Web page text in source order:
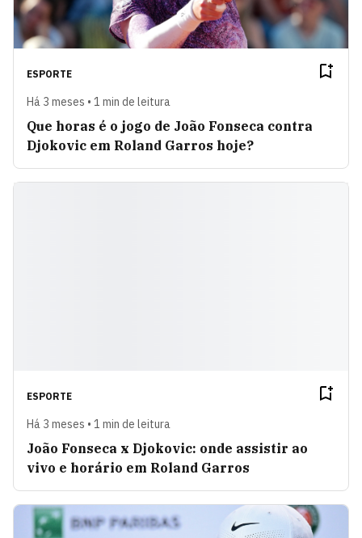
ESPORTE
Há 3 meses • 1 min de leitura
Que horas é o jogo de João Fonseca contra
Djokovic em Roland Garros hoje?
ESPORTE
Há 3 meses • 1 min de leitura
João Fonseca x Djokovic: onde assistir ao
vivo e horário em Roland Garros